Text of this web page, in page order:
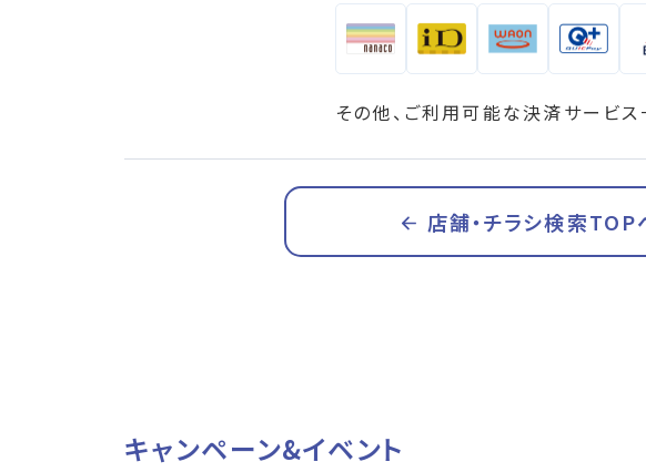
その他、ご利用可能な決済サービス
店舗・チラシ検索TOP
キャンペーン&イベント